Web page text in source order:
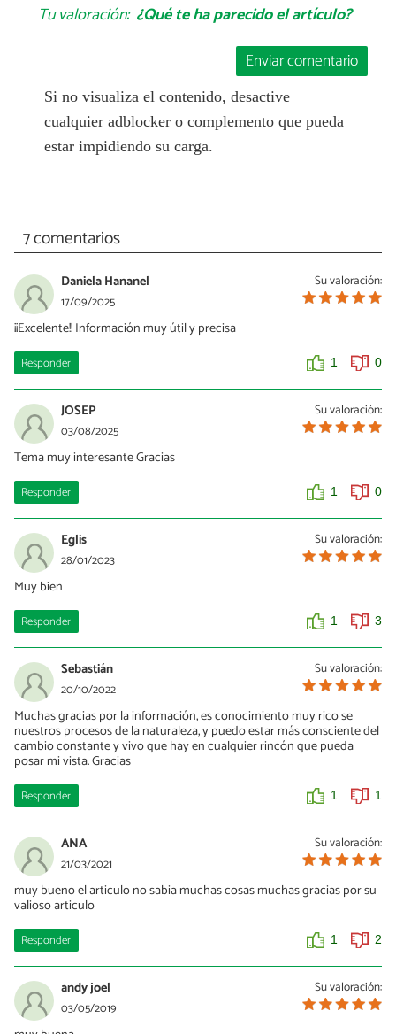
Tu valoración: ¿Qué te ha parecido el artículo?
Enviar comentario
Si no visualiza el contenido, desactive
cualquier adblocker o complemento que pueda
estar impidiendo su carga.
7 comentarios
Su valoración:
Daniela Hananel
17/09/2025
¡¡Excelente!! Información muy útil y precisa
Responder 1 0
Su valoración:
JOSEP
03/08/2025
Tema muy interesante Gracias
Responder 1 0
Su valoración:
Eglis
28/01/2023
Muy bien
Responder 1 3
Su valoración:
Sebastián
20/10/2022
Muchas gracias por la información, es conocimiento muy rico se
nuestros procesos de la naturaleza, y puedo estar más consciente del
cambio constante y vivo que hay en cualquier rincón que pueda
posar mi vista. Gracias
Responder 1 1
Su valoración:
ANA
21/03/2021
muy bueno el articulo no sabia muchas cosas muchas gracias por su
valioso articulo
Responder 1 2
Su valoración:
andy joel
03/05/2019